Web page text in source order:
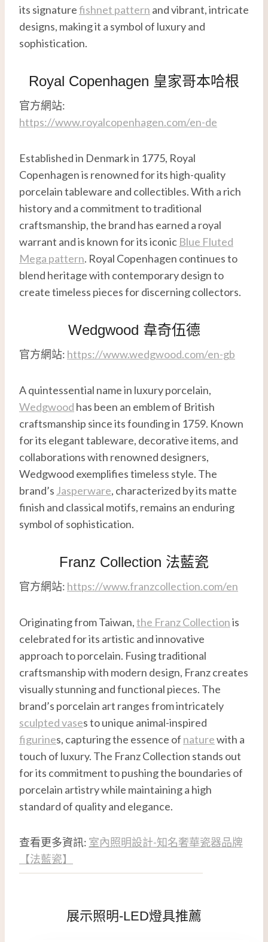
its signaturefishnet pattern and vibrant, intricate
designs, making it a symbol of luxury and
sophistication.
Royal Copenhagen 皇家哥本哈根
官方網站:
https://www.royalcopenhagen.com/en-de
Established in Denmark in 1775, Royal
Copenhagen is renowned for its high-quality
porcelain tableware and collectibles. With a rich
history and a commitment to traditional
craftsmanship, the brand has earned a royal
warrant and is known for its iconic Blue Fluted
Mega pattern. Royal Copenhagen continues to
blend heritage with contemporary design to
create timeless pieces for discerning collectors.
Wedgwood 韋奇伍德
官方網站: https://www.wedgwood.com/en-gb
A quintessential name in luxury porcelain,
Wedgwood has been an emblem of British
craftsmanship since its founding in 1759. Known
for its elegant tableware, decorative items, and
collaborations with renowned designers,
Wedgwood exemplifies timeless style. The
brand’s Jasperware, characterized by its matte
finish and classical motifs, remains an enduring
symbol of sophistication.
Franz Collection 法藍瓷
官方網站: https://www.franzcollection.com/en
Originating from Taiwan,the Franz Collectionis
celebrated for its artistic and innovative
approach to porcelain. Fusing traditional
craftsmanship with modern design, Franz creates
visually stunning and functional pieces. The
brand’s porcelain art ranges from intricately
sculpted vases to unique animal-inspired
figurines, capturing the essence of naturewith a
touch of luxury. The Franz Collection stands out
for its commitment to pushing the boundaries of
porcelain artistry while maintaining a high
standard of quality and elegance.
查看更多資訊: 室內照明設計-知名奢華瓷器品牌
【法藍瓷】
展示照明-LED燈具推薦